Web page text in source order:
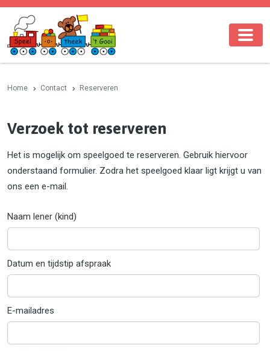
Home Contact Reserveren
Verzoek tot reserveren
Het is mogelijk om speelgoed te reserveren. Gebruik hiervoor
onderstaand formulier. Zodra het speelgoed klaar ligt krijgt u van
ons een e-mail.
Naam lener (kind)
Datum en tijdstip afspraak
E-mailadres